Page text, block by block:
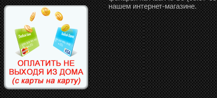
нашем интернет-магазине.